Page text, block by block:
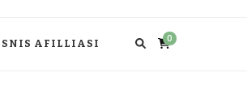
AFILLIASI 0